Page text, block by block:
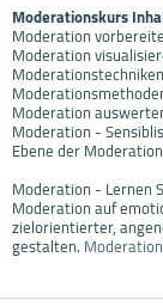
Moderationskurs
Moderation
Moderation
Moderationstechniken
Moderation
Moderation -
Ebene der Moderation
Moderation - Lernen
Moderation auf
zielorientierter,
gestalten.